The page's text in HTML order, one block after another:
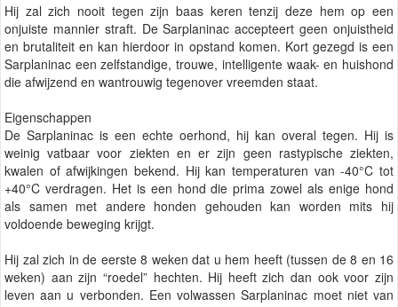
Hij zal zich nooit tegen zijn baas keren tenzij deze hem op een
onjuiste mannier straft. De Sarplaninac accepteert geen onjuistheid
en brutaliteit en kan hierdoor in opstand komen. Kort gezegd is een
Sarplaninac een zelfstandige, trouwe, intelligente waak- en huishond
die afwijzend en wantrouwig tegenover vreemden staat.
Eigenschappen
De Sarplaninac is een echte oerhond, hij kan overal tegen. Hij is
weinig vatbaar voor ziekten en er zijn geen rastypische ziekten,
kwalen of afwijkingen bekend. Hij kan temperaturen van -40°C tot
+40°C verdragen. Het is een hond die prima zowel als enige hond
als samen met andere honden gehouden kan worden mits hij
voldoende beweging krijgt.
Hij zal zich in de eerste 8 weken dat u hem heeft (tussen de 8 en 16
weken) aan zijn “roedel” hechten. Hij heeft zich dan ook voor zijn
leven aan u verbonden. Een volwassen Sarplaninac moet niet van